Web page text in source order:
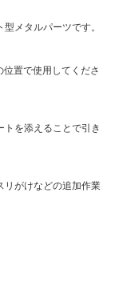
メタルパーツです。
置で使用してくださ
トを添えることで引き
リがけなどの追加作業